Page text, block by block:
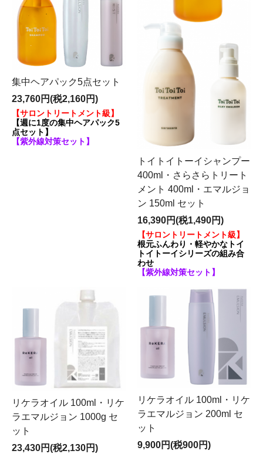
集中ヘアパック5点セット
23,760円(税2,160円)
【サロントリートメント級】
【週に1度の集中ヘアパック5
点セット】
【紫外線対策セット】
トイトイトーイシャンプー
400ml・さらさらトリート
メント 400ml・エマルジョ
ン 150ml セット
16,390円(税1,490円)
【サロントリートメント級】
根元ふんわり・軽やかなトイ
トイトーイシリーズの組み合
わせ
【紫外線対策セット】
リケラオイル 100ml・リケ
ラエマルジョン 1000g セ
ット
23,430円(税2,130円)
リケラオイル 100ml・リケ
ラエマルジョン 200ml セ
ット
9,900円(税900円)